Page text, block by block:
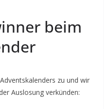
beim
zu und wir
Auslosung verkünden: